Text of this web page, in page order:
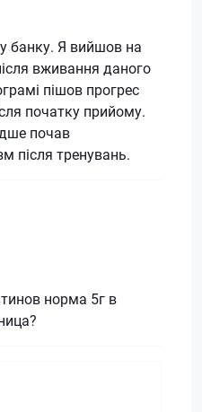
банку. Я вийшов на
вживання даного
пішов прогрес
початку прийому.
почав
після тренувань.
норма 5г в